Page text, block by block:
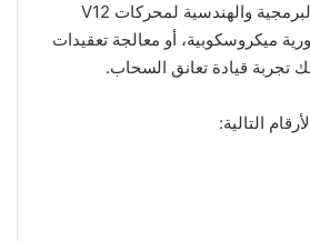
الورش التقليدية، لذا ​تبرز الحاجة الملحة لمراكز صيانة سيارات تمتلك الشفرات البرمجية والهندسية لمحركات V12
ميكروسكوبية، أو معالجة تعقيدات
تجربة قيادة تعانق السحاب.
التالية: